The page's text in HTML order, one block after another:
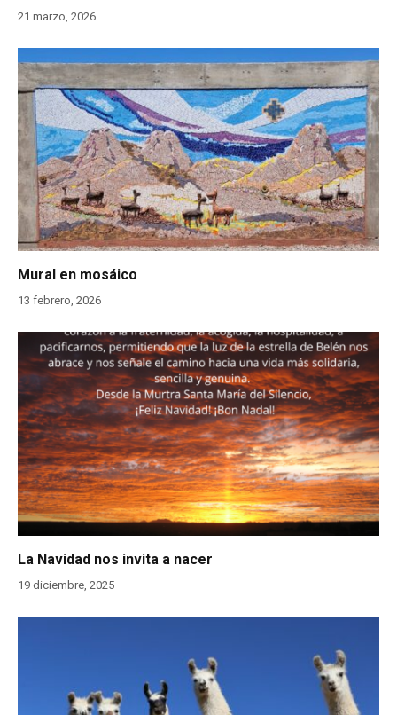
21 marzo, 2026
Mural en mosáico
13 febrero, 2026
La Navidad nos invita a nacer
19 diciembre, 2025